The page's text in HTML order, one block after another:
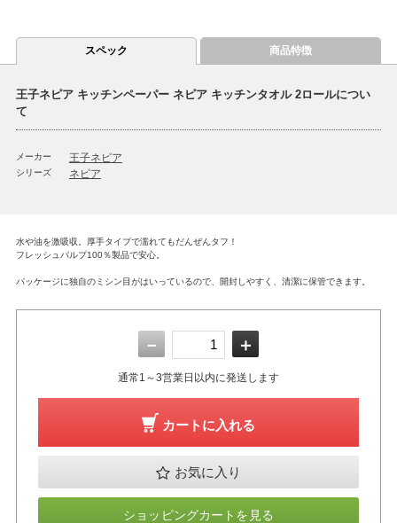
スペック 商品特徴
王子ネピア キッチンペーパー ネピア キッチンタオル 2ロールについ
て
メーカー 王子ネピア
シリーズ ネピア
水や油を激吸収。厚手タイプで濡れてもだんぜんタフ！
フレッシュパルプ100％製品で安心。
パッケージに独自のミシン目がはいっているので、開封しやすく、清潔に保管できます。
－ ＋
通常1～3営業日以内に発送します
カートに入れる
お気に入り
ショッピングカートを見る